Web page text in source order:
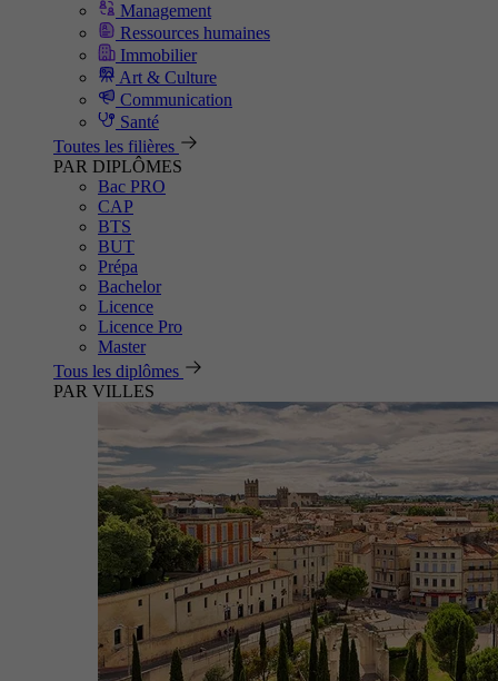
Management
Ressources humaines
Immobilier
Art & Culture
Communication
Santé
Toutes les filières
PAR DIPLÔMES
Bac PRO
CAP
BTS
BUT
Prépa
Bachelor
Licence
Licence Pro
Master
Tous les diplômes
PAR VILLES